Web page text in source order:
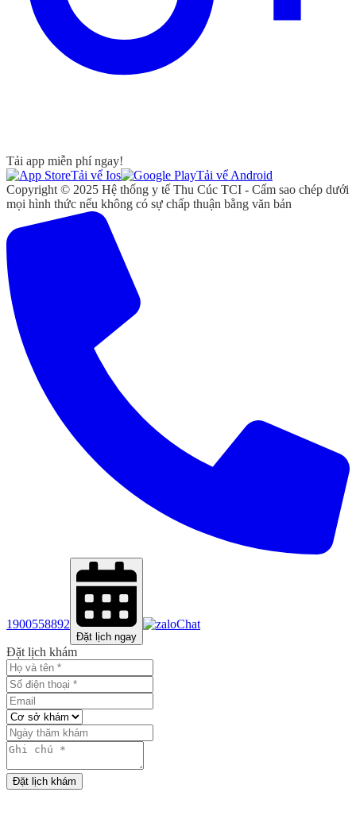
Tải app miễn phí ngay!
Tải vể Ios
Tải vể Android
Copyright © 2025 Hệ thống y tế Thu Cúc TCI - Cấm sao chép dưới
mọi hình thức nếu không có sự chấp thuận bằng văn bản
1900558892
Đặt lịch ngay
Chat
Đặt lịch khám
Đặt lịch khám